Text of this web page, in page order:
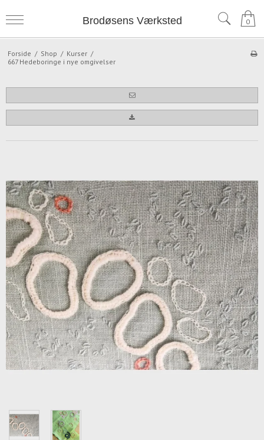
Brodøsens Værksted 0
Forside / Shop / Kurser /
667 Hedeboringe i nye omgivelser